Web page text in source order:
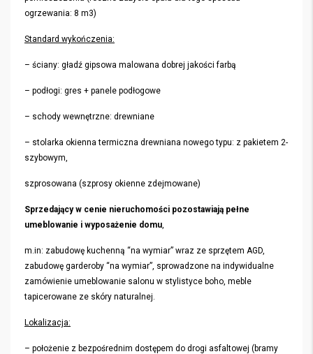
ogrzewania: 8 m3)
Standard wykończenia:
– ściany: gładź gipsowa malowana dobrej jakości farbą
– podłogi: gres + panele podłogowe
– schody wewnętrzne: drewniane
– stolarka okienna termiczna drewniana nowego typu: z pakietem 2-
szybowym,
szprosowana (szprosy okienne zdejmowane)
Sprzedający w cenie nieruchomości pozostawiają pełne
umeblowanie i wyposażenie domu,
m.in: zabudowę kuchenną “na wymiar” wraz ze sprzętem AGD,
zabudowę garderoby “na wymiar”, sprowadzone na indywidualne
zamówienie umeblowanie salonu w stylistyce boho, meble
tapicerowane ze skóry naturalnej.
Lokalizacja:
– położenie z bezpośrednim dostępem do drogi asfaltowej (bramy